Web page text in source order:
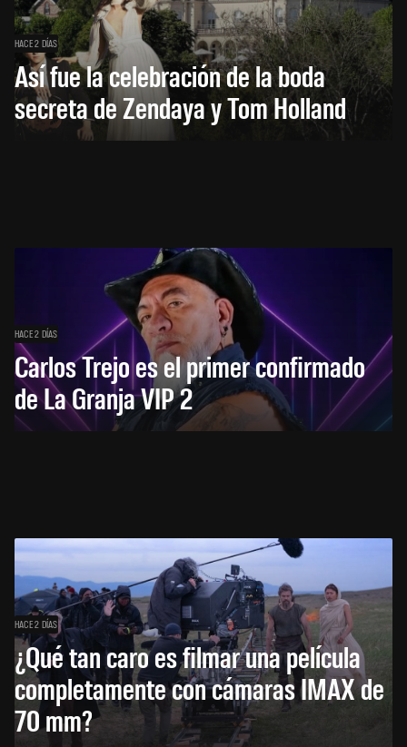
HACE 2 DÍAS
Así fue la celebración de la boda
secreta de Zendaya y Tom Holland
HACE 2 DÍAS
Carlos Trejo es el primer confirmado
de La Granja VIP 2
HACE 2 DÍAS
¿Qué tan caro es filmar una película
completamente con cámaras IMAX de
70 mm?